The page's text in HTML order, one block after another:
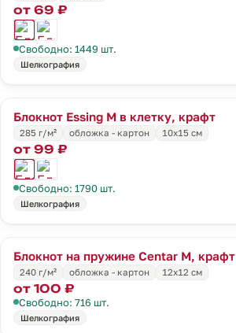
от 69 ₽
Свободно: 1449 шт.
Шелкография
Блокнот Essing M в клетку, крафт
285 г/м²
обложка - картон 10х15 см
от 99 ₽
Свободно: 1790 шт.
Шелкография
Блокнот на пружине Centar M, крафт
240 г/м²
обложка - картон 12х12 см
от 100 ₽
Свободно: 716 шт.
Шелкография